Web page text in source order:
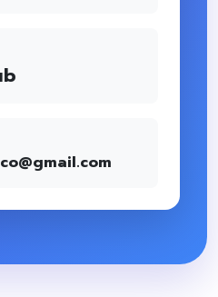
การณ์ที่ดีของคุณ
ธิภาพในการให้บริการ และ
บทั้งหมด